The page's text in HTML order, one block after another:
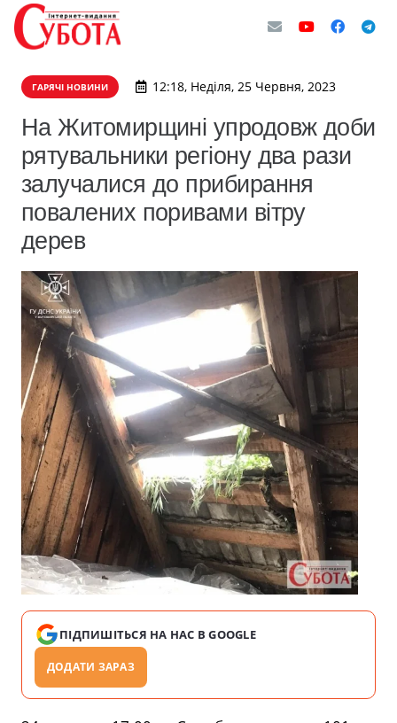
ГАРЯЧІ НОВИНИ 12:18, Неділя, 25 Червня, 2023
На Житомирщині упродовж доби
рятувальники регіону два рази
залучалися до прибирання
повалених поривами вітру
дерев
ПІДПИШІТЬСЯ НА НАС В GOOGLE
ДОДАТИ ЗАРАЗ